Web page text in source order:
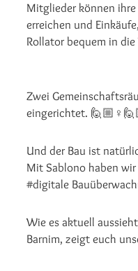
Mitglieder können
erreichen und
Rollator bequem in
Zwei
eingerichtet.
Und der Bau ist
Mit Sablono haben
#digitale
Wie es aktuell
Barnim, zeigt euch